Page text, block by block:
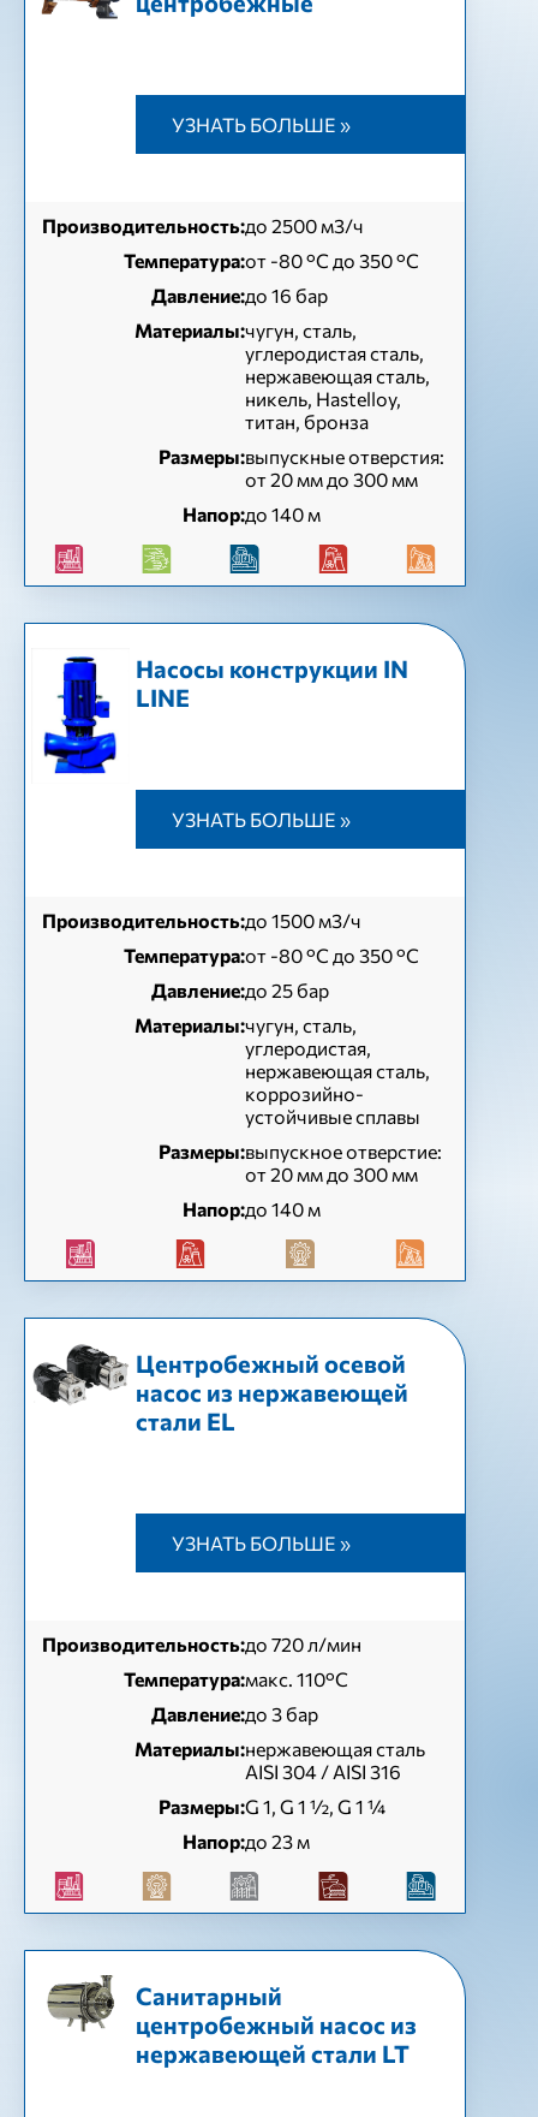
УЗНАТЬ БОЛЬШЕ »
Производительность:до 2500 м3/ч
Температура:от -80 °C до 350 °C
Давление:до 16 бар
Материалы:чугун, сталь,
углеродистая сталь,
нержавеющая сталь,
никель, Hastelloy,
титан, бронза
Размеры:выпускные отверстия:
от 20 мм до 300 мм
Напор:до 140 м
Насосы конструкции IN
LINE
УЗНАТЬ БОЛЬШЕ »
Производительность:до 1500 м3/ч
Температура:от -80 °C до 350 °C
Давление:до 25 бар
Материалы:чугун, сталь,
углеродистая,
нержавеющая сталь,
коррозийно-
устойчивые сплавы
Размеры:выпускное отверстие:
от 20 мм до 300 мм
Напор:до 140 м
Центробежный осевой
насос из нержавеющей
стали EL
УЗНАТЬ БОЛЬШЕ »
Производительность:до 720 л/мин
Температура:макс. 110°C
Давление:до 3 бар
Материалы:нержавеющая сталь
AISI 304 / AISI 316
Размеры:G 1, G 1 ½, G 1 ¼
Напор:до 23 м
Санитарный
центробежный насос из
нержавеющей стали LT